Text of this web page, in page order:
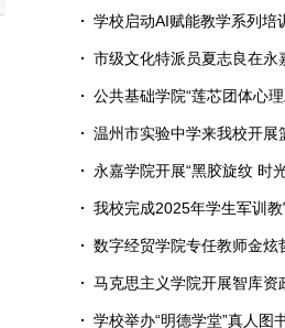
学校启动AI赋能教学系列培
市级文化特派员夏志良在永
公共基础学院“莲芯团体心
温州市实验中学来我校开展
永嘉学院开展“黑胶旋纹 时
我校完成2025年学生军训
数字经贸学院专任教师金炫
马克思主义学院开展智库资
学校举办“明德学堂”真人图